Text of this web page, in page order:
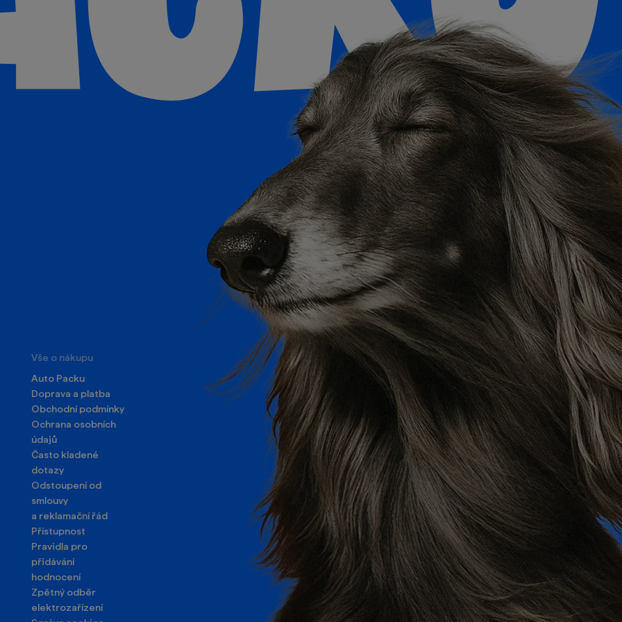
Vše o nákupu
Auto Packu
Doprava a platba
Obchodní podmínky
Ochrana osobních
údajů
Často kladené
dotazy
Odstoupení od
smlouvy
a reklamační řád
Přístupnost
Pravidla pro
přidávání
hodnocení
Zpětný odběr
elektrozařízení